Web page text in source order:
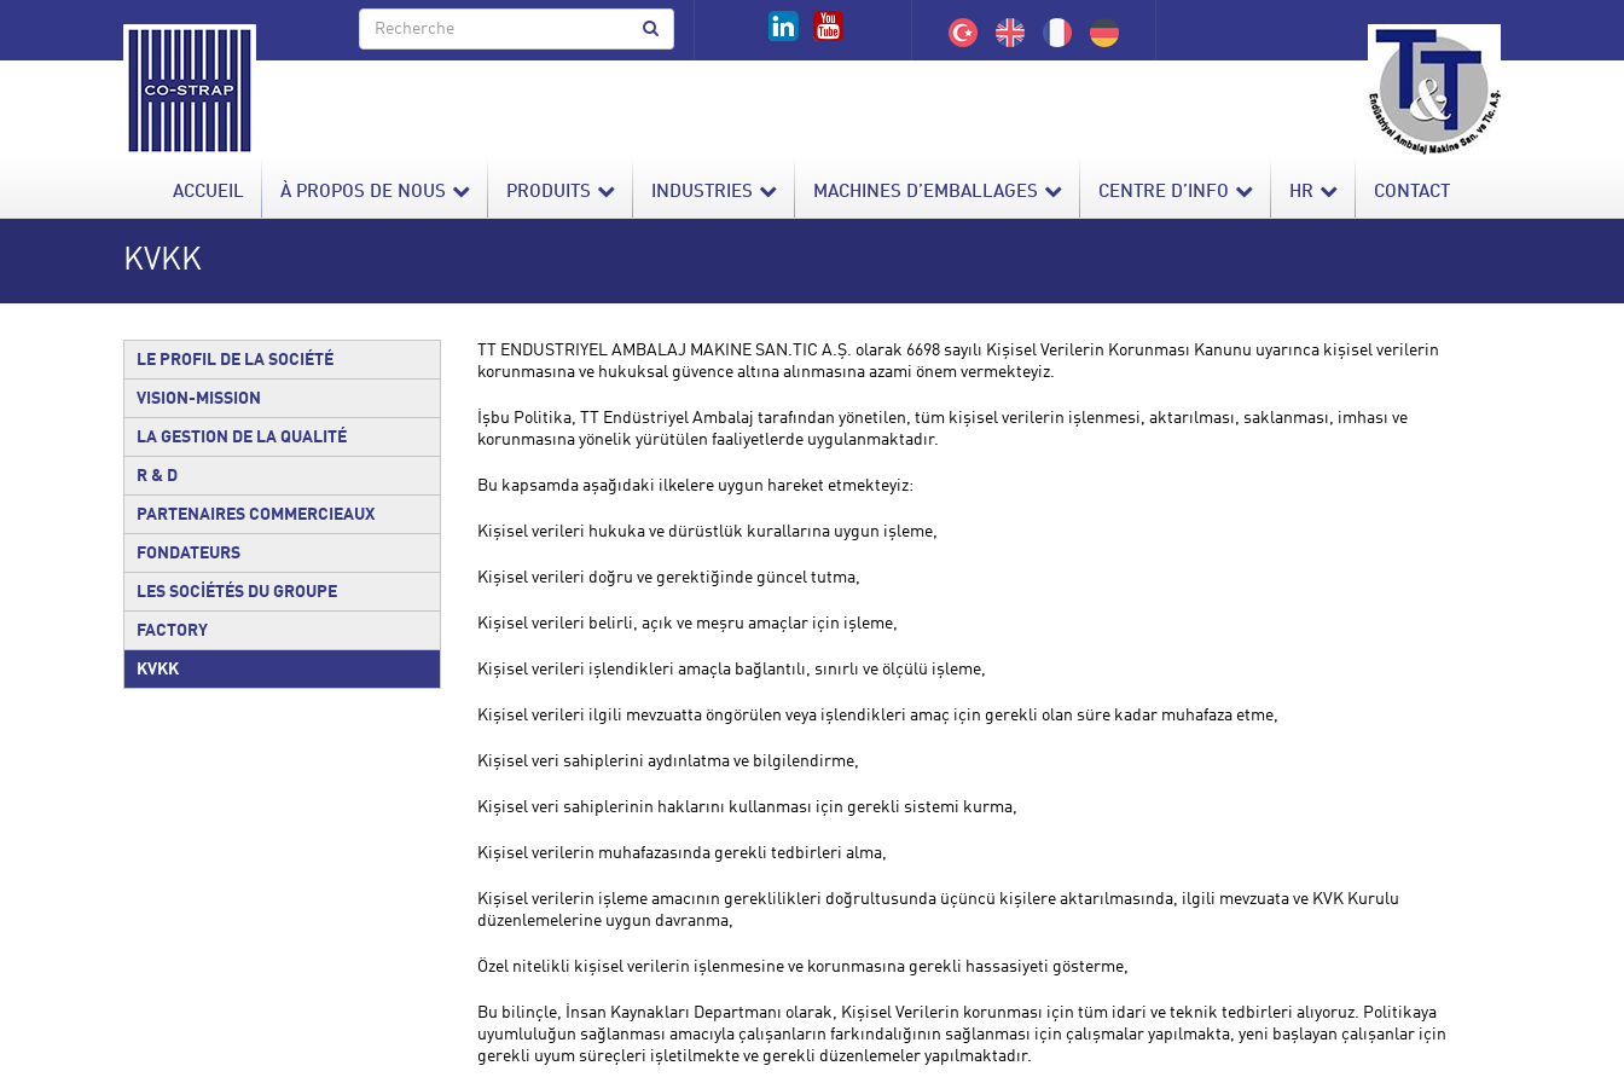
ACCUEIL À PROPOS DE NOUS PRODUITS INDUSTRIES MACHINES D’EMBALLAGES CENTRE D’INFO HR CONTACT
KVKK
LE PROFIL DE LA SOCIÉTÉ
VISION-MISSION
LA GESTION DE LA QUALITÉ
R & D
PARTENAIRES COMMERCIEAUX
FONDATEURS
LES SOCİÉTÉS DU GROUPE
FACTORY
KVKK
TT ENDUSTRIYEL AMBALAJ MAKINE SAN.TIC A.Ş. olarak 6698 sayılı Kişisel Verilerin Korunması Kanunu uyarınca kişisel verilerin
korunmasına ve hukuksal güvence altına alınmasına azami önem vermekteyiz.
İşbu Politika, TT Endüstriyel Ambalaj tarafından yönetilen, tüm kişisel verilerin işlenmesi, aktarılması, saklanması, imhası ve
korunmasına yönelik yürütülen faaliyetlerde uygulanmaktadır.
Bu kapsamda aşağıdaki ilkelere uygun hareket etmekteyiz:
Kişisel verileri hukuka ve dürüstlük kurallarına uygun işleme,
Kişisel verileri doğru ve gerektiğinde güncel tutma,
Kişisel verileri belirli, açık ve meşru amaçlar için işleme,
Kişisel verileri işlendikleri amaçla bağlantılı, sınırlı ve ölçülü işleme,
Kişisel verileri ilgili mevzuatta öngörülen veya işlendikleri amaç için gerekli olan süre kadar muhafaza etme,
Kişisel veri sahiplerini aydınlatma ve bilgilendirme,
Kişisel veri sahiplerinin haklarını kullanması için gerekli sistemi kurma,
Kişisel verilerin muhafazasında gerekli tedbirleri alma,
Kişisel verilerin işleme amacının gereklilikleri doğrultusunda üçüncü kişilere aktarılmasında, ilgili mevzuata ve KVK Kurulu
düzenlemelerine uygun davranma,
Özel nitelikli kişisel verilerin işlenmesine ve korunmasına gerekli hassasiyeti gösterme,
Bu bilinçle, İnsan Kaynakları Departmanı olarak, Kişisel Verilerin korunması için tüm idari ve teknik tedbirleri alıyoruz. Politikaya
uyumluluğun sağlanması amacıyla çalışanların farkındalığının sağlanması için çalışmalar yapılmakta, yeni başlayan çalışanlar için
gerekli uyum süreçleri işletilmekte ve gerekli düzenlemeler yapılmaktadır.